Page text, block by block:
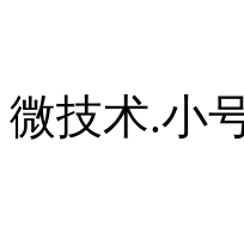
微技术.小